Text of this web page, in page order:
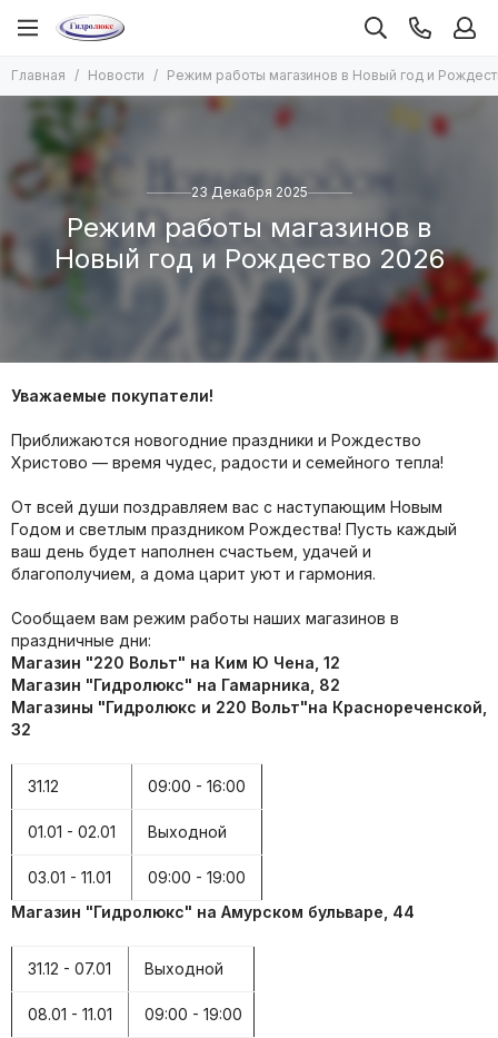
Главная Новости Режим работы магазинов в Новый год и
23 Декабря 2025
Режим работы магазинов в
Новый год и Рождество 2026
Уважаемые покупатели!
Приближаются новогодние праздники и Рождество
Христово — время чудес, радости и семейного тепла!
От всей души поздравляем вас с наступающим Новым
Годом и светлым праздником Рождества! Пусть каждый
ваш день будет наполнен счастьем, удачей и
благополучием, а дома царит уют и гармония.
Сообщаем вам режим работы наших магазинов в
праздничные дни:
Магазин "220 Вольт" на Ким Ю Чена, 12
Магазин "Гидролюкс" на Гамарника, 82
Магазины "Гидролюкс и 220 Вольт"на Краснореченской,
32
31.12 09:00 - 16:00
01.01 - 02.01 Выходной
03.01 - 11.01
09:00 - 19:00
Магазин "Гидролюкс" на Амурском бульваре, 44
31.12 - 07.01 Выходной
08.01 - 11.01
09:00 - 19:00